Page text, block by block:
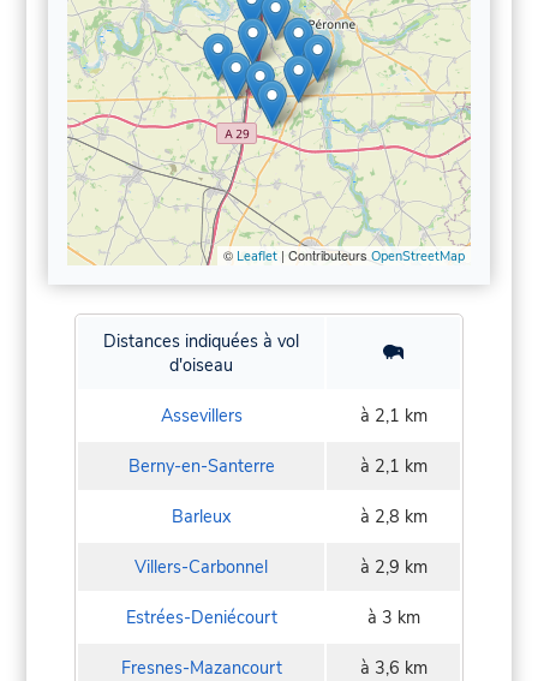
© Leaflet| Contributeurs OpenStreetMap
Distances indiquées à vol
d'oiseau
Assevillers à 2,1 km
Berny-en-Santerre à 2,1 km
Barleux à 2,8 km
Villers-Carbonnel à 2,9 km
Estrées-Deniécourt à 3 km
Fresnes-Mazancourt à 3,6 km